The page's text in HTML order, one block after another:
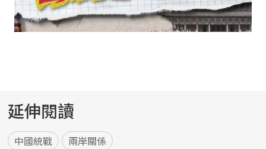
延伸閱讀
中國統戰 兩岸關係